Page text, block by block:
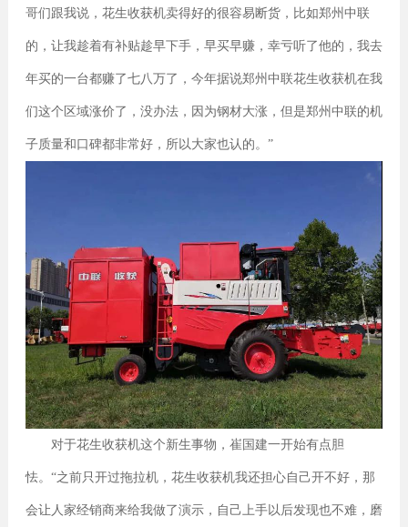
哥们跟我说，花生收获机卖得好的很容易断货，比如郑州中联
的，让我趁着有补贴趁早下手，早买早赚，幸亏听了他的，我去
年买的一台都赚了七八万了，今年据说郑州中联花生收获机在我
们这个区域涨价了，没办法，因为钢材大涨，但是郑州中联的机
子质量和口碑都非常好，所以大家也认的。”
对于花生收获机这个新生事物，崔国建一开始有点胆
怯。“之前只开过拖拉机，花生收获机我还担心自己开不好，那
会让人家经销商来给我做了演示，自己上手以后发现也不难，磨